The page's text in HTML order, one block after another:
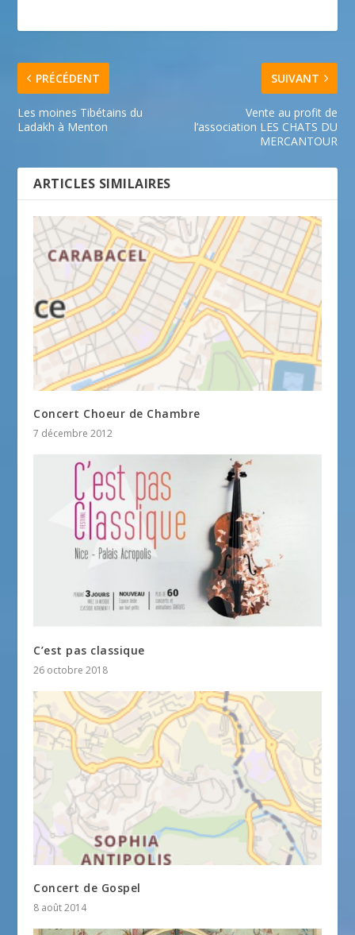
PRÉCÉDENT
Les moines Tibétains du
Ladakh à Menton
SUIVANT
Vente au profit de
l’association LES CHATS DU
MERCANTOUR
ARTICLES SIMILAIRES
Concert Choeur de Chambre
7 décembre 2012
C’est pas classique
26 octobre 2018
Concert de Gospel
8 août 2014